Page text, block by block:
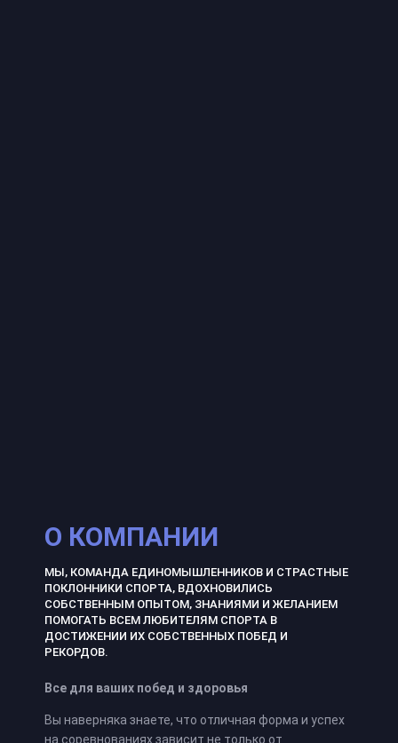
О КОМПАНИИ
МЫ, КОМАНДА ЕДИНОМЫШЛЕННИКОВ И СТРАСТНЫЕ
ПОКЛОННИКИ СПОРТА, ВДОХНОВИЛИСЬ
СОБСТВЕННЫМ ОПЫТОМ, ЗНАНИЯМИ И ЖЕЛАНИЕМ
ПОМОГАТЬ ВСЕМ ЛЮБИТЕЛЯМ СПОРТА В
ДОСТИЖЕНИИ ИХ СОБСТВЕННЫХ ПОБЕД И
РЕКОРДОВ.
Все для ваших побед и здоровья
Вы наверняка знаете, что отличная форма и успех
на соревнованиях зависит не только от